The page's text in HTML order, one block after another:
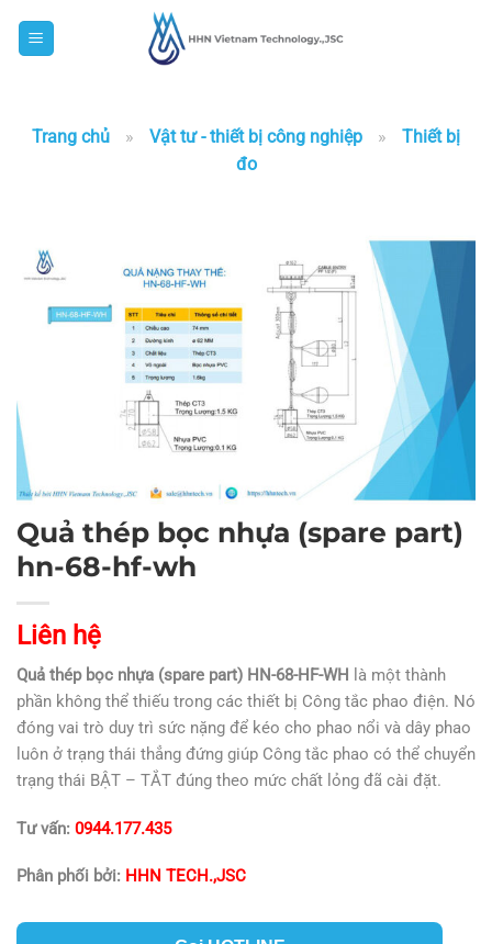
Trang chủ » Vật tư - thiết bị công nghiệp »
Thiết bị
đo
Quả thép bọc nhựa (spare part)
hn-68-hf-wh
Liên hệ
Quả thép bọc nhựa (spare part) HN-68-HF-WH
là một thành
phần không thể thiếu trong các thiết bị Công tắc phao điện. Nó
đóng vai trò duy trì sức nặng để kéo cho phao nổi và dây phao
luôn ở trạng thái thẳng đứng giúp Công tắc phao có thể chuyển
trạng thái BẬT – TẮT đúng theo mức chất lỏng đã cài đặt.
Tư vấn: 0944.177.435
Phân phối bởi: HHN TECH.,JSC